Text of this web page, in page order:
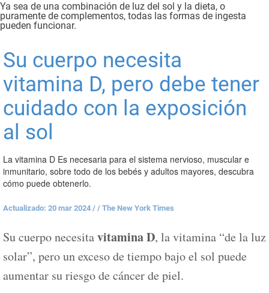
Ya sea de una combinación de luz del sol y la dieta, o
puramente de complementos, todas las formas de ingesta
pueden funcionar.
Su cuerpo necesita
vitamina D, pero debe tener
cuidado con la exposición
al sol
La vitamina D Es necesaria para el sistema nervioso, muscular e
inmunitario, sobre todo de los bebés y adultos mayores, descubra
cómo puede obtenerlo.
Actualizado: 20 mar 2024 / / The New York Times
Su cuerpo necesitavitamina D, la vitamina “de la luz
solar”, pero un exceso de tiempo bajo el sol puede
aumentar su riesgo de cáncer de piel.